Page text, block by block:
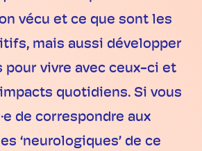
vécu et ce que sont les
mais aussi développer
pour vivre avec ceux-ci et
quotidiens. Si vous
de correspondre aux
‘neurologiques’ de ce